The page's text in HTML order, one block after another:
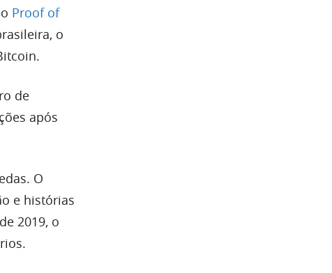
Proof of
o
de
após
O
e histórias
de 2019, o